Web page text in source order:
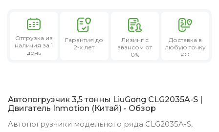
Отгрузка из
наличия за 1
день
Гарантия до
2-х лет
Лизингс
авансом от
0%
Доставка в
любую точку
РФ
Автопогрузчик 3,5 тонны LiuGong CLG2035A-S |
Двигатель Inmotion (Китай) - Обзор
Автопогрузчики модельного ряда CLG2035A-S,